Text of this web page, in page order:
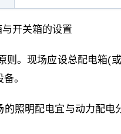
开关箱的设置
则。现场应设总配电箱(
。
的照明配电宜与动力配电